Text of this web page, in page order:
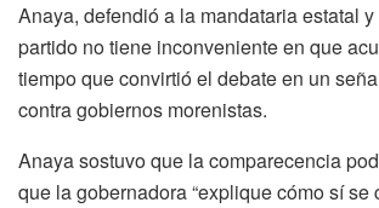
Anaya, defendió a la mandataria estatal
partido no tiene inconveniente en que
tiempo que convirtió el debate en un
contra gobiernos morenistas.
Anaya sostuvo que la comparecencia
que la gobernadora “explique cómo sí se